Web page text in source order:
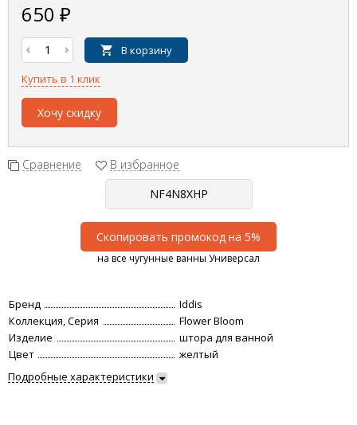
650 ₽
В корзину
Купить в 1 клик
Хочу скидку
Сравнение В избранное
Скопировать промокод на 5%
на все чугунные ванны Универсал
Бренд
Iddis
Коллекция, Серия
Flower Bloom
Изделие
штора для ванной
Цвет
желтый
Подробные характеристики